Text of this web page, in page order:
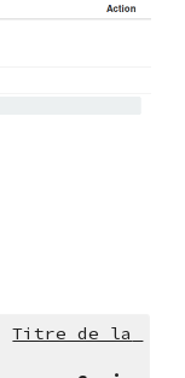
Titre de la